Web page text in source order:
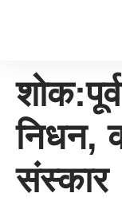
निधन,
संस्कार